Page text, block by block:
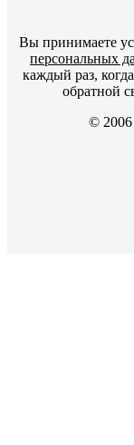
Вы принимаете
персональных
каждый раз,
обратной
©